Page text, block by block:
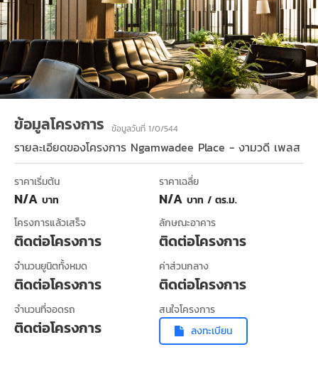
ข้อมูลโครงการ ข้อมูลวันที่ 1/0/544
รายละเอียดของโครงการ Ngamwadee Place - งามวดี เพลส
ราคาเริ่มต้น
N/A บาท
ราคาเฉลี่ย
N/A บาท / ตร.ม.
โครงการแล้วเสร็จ
ติดต่อโครงการ
ลักษณะอาคาร
ติดต่อโครงการ
จำนวนยูนิตทั้งหมด
ติดต่อโครงการ
ค่าส่วนกลาง
ติดต่อโครงการ
จำนวนที่จอดรถ
ติดต่อโครงการ
สนใจโครงการ
ลงทะเบียน